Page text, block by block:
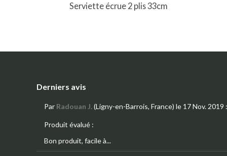
Serviette écrue 2 plis 33cm
Derniers avis
Par Radouan J.(Ligny-en-Barrois, France) le 17 Nov. 2019 :
Produit évalué :
Bon produit, facile à...